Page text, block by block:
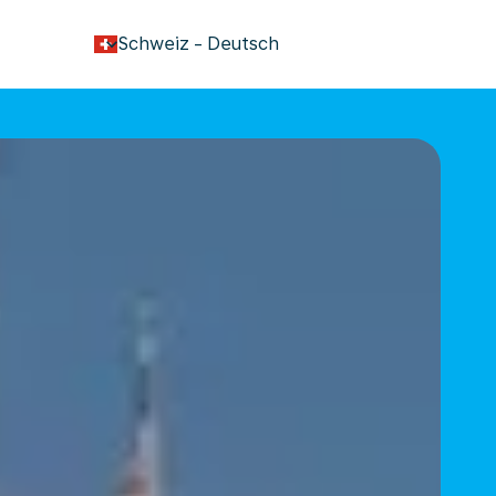
Schweiz - Deutsch
keyboard_arrow_down